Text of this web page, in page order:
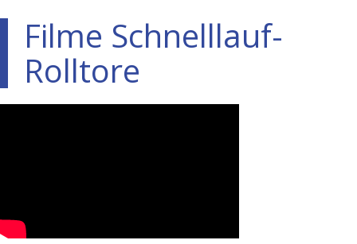
Filme Schnelllauf-
Rolltore